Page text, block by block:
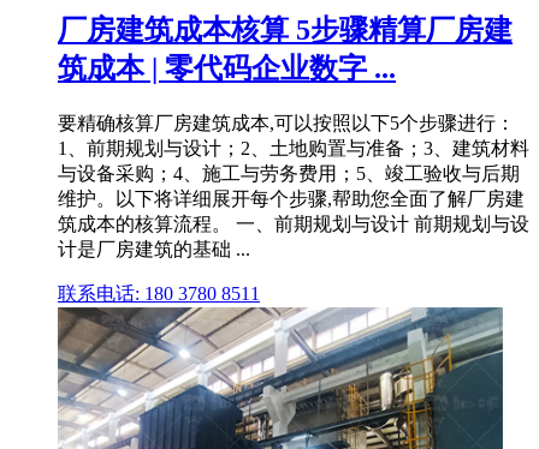
厂房建筑成本核算 5步骤精算厂房建
筑成本 | 零代码企业数字 ...
要精确核算厂房建筑成本,可以按照以下5个步骤进行：
1、前期规划与设计；2、土地购置与准备；3、建筑材料
与设备采购；4、施工与劳务费用；5、竣工验收与后期
维护。以下将详细展开每个步骤,帮助您全面了解厂房建
筑成本的核算流程。 一、前期规划与设计 前期规划与设
计是厂房建筑的基础 ...
联系电话: 180 3780 8511